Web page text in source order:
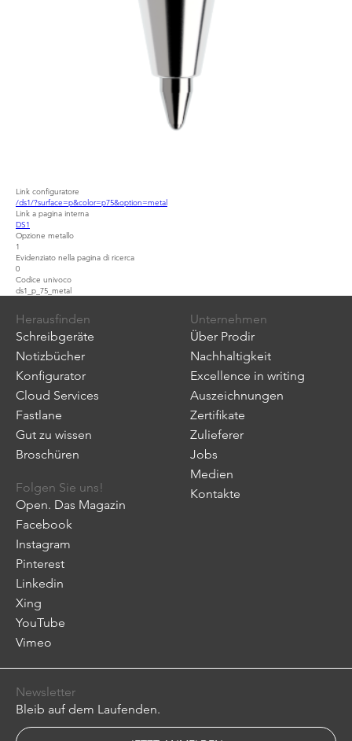
Link configuratore
/ds1/?surface=p&color=p75&option=metal
Link a pagina interna
DS1
Opzione metallo
1
Evidenziato nella pagina di ricerca
0
Codice univoco
ds1_p_75_metal
Herausfinden
Schreibgeräte
Notizbücher
Konfigurator
Cloud Services
Fastlane
Gut zu wissen
Broschüren
Unternehmen
Über Prodir
Nachhaltigkeit
Excellence in writing
Auszeichnungen
Zertifikate
Zulieferer
Jobs
Medien
Kontakte
Folgen Sie uns!
Open. Das Magazin
Facebook
Instagram
Pinterest
Linkedin
Xing
YouTube
Vimeo
Newsletter
Bleib auf dem Laufenden.